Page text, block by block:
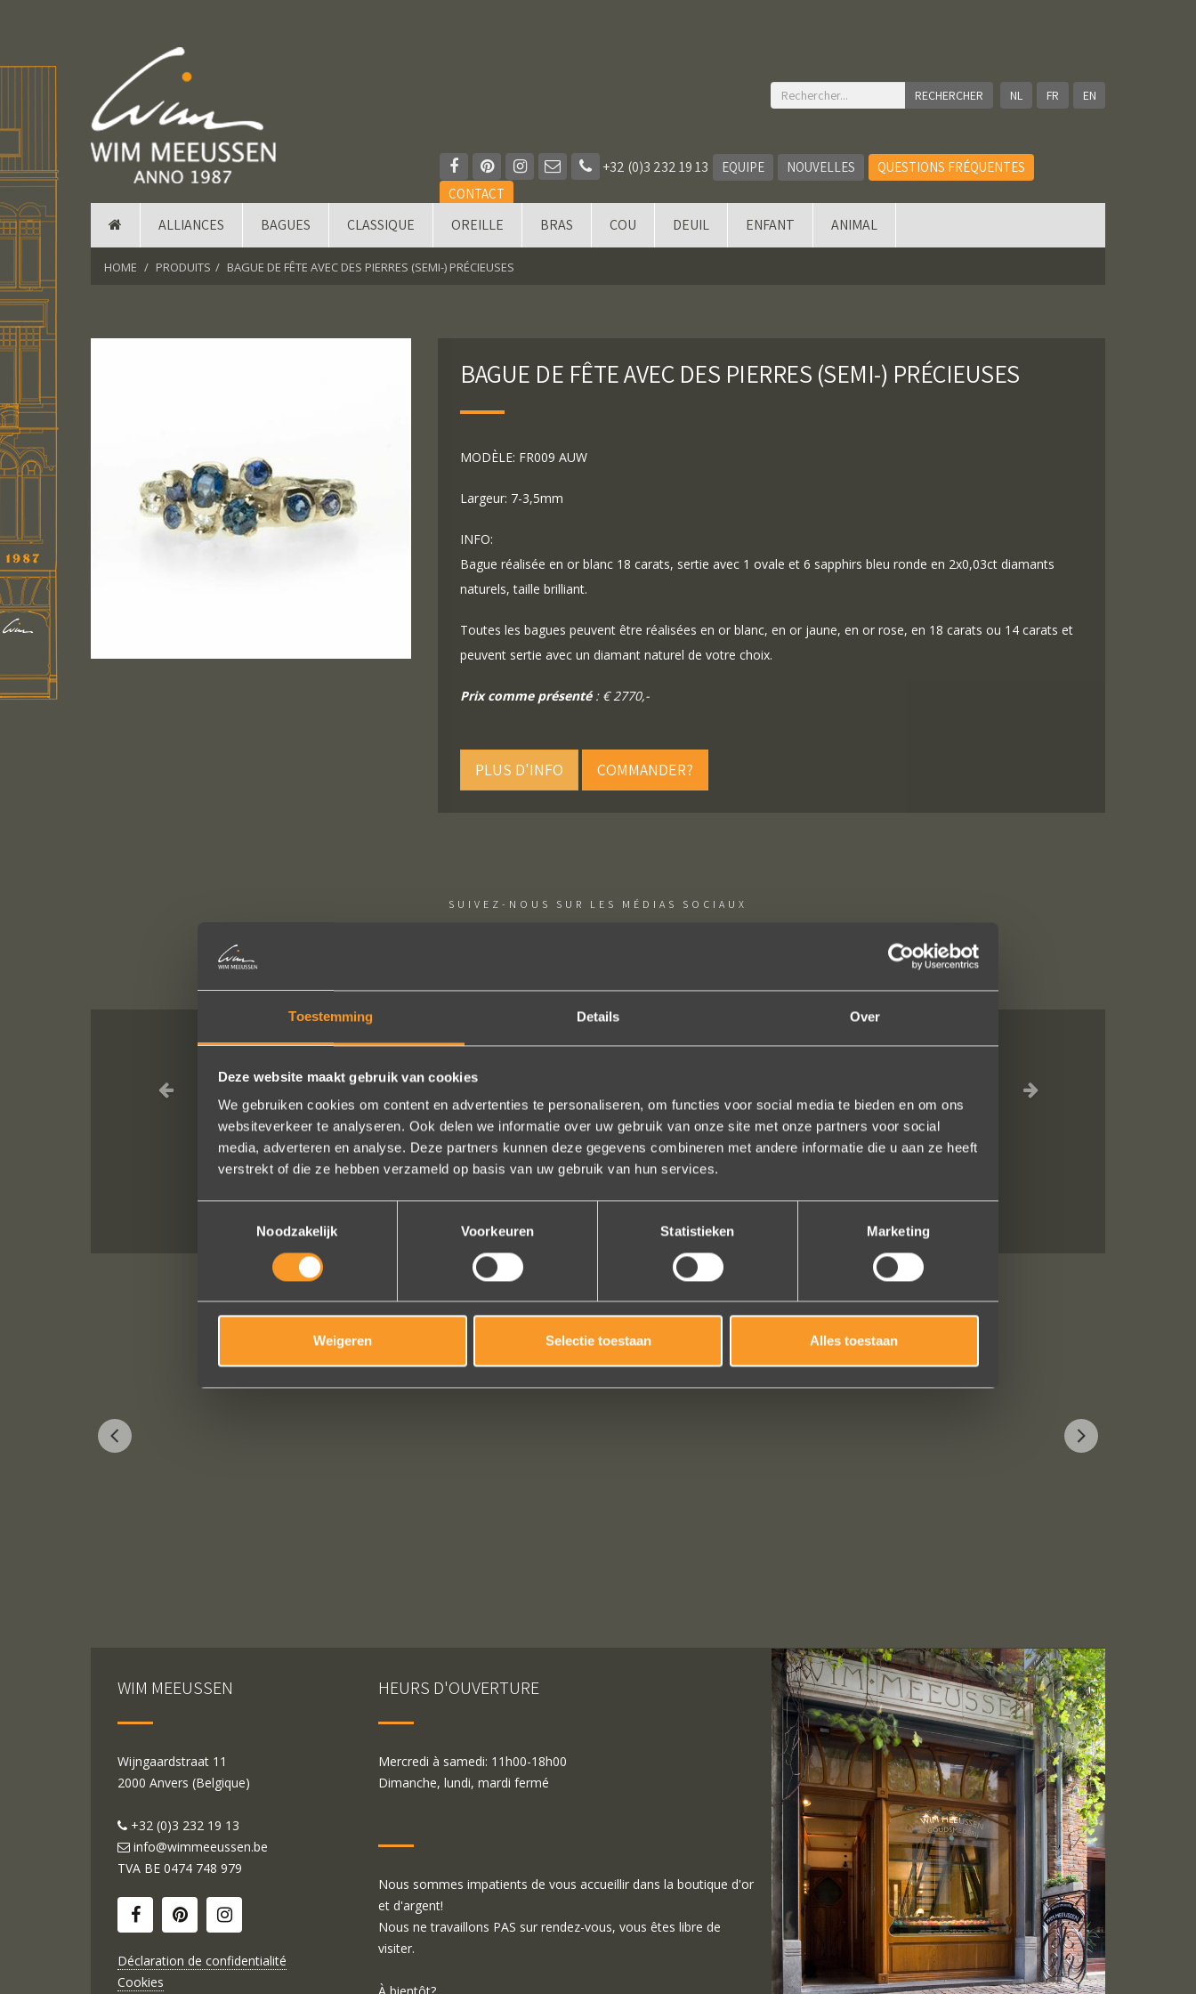
Toestemming Details Over
Deze website maakt gebruik van cookies
We gebruiken cookies om content en advertenties te personaliseren, om functies voor social media te bieden en om ons
websiteverkeer te analyseren. Ook delen we informatie over uw gebruik van onze site met onze partners voor social
media, adverteren en analyse. Deze partners kunnen deze gegevens combineren met andere informatie die u aan ze heeft
verstrekt of die ze hebben verzameld op basis van uw gebruik van hun services.
Noodzakelijk
Voorkeuren Statistieken Marketing
Weigeren Selectie toestaan Alles toestaan
NL FR EN
+32 (0)3 232 19 13 EQUIPE NOUVELLES
QUESTIONS FRÉQUENTES
CONTACT
ALLIANCES BAGUES CLASSIQUE OREILLE BRAS COU DEUIL ENFANT ANIMAL
HOME PRODUITS BAGUE DE FÊTE AVEC DES PIERRES (SEMI-) PRÉCIEUSES
BAGUE DE FÊTE AVEC DES PIERRES (SEMI-) PRÉCIEUSES
MODÈLE: FR009 AUW
Largeur: 7-3,5mm
INFO:
Bague réalisée en or blanc 18 carats, sertie avec 1 ovale et 6 sapphirs bleu ronde en 2x0,03ct diamants
naturels, taille brilliant.
Toutes les bagues peuvent être réalisées en or blanc, en or jaune, en or rose, en 18 carats ou 14 carats et
peuvent sertie avec un diamant naturel de votre choix.
Prix comme présenté: € 2770,-
PLUS D'INFO COMMANDER?
SUIVEZ-NOUS SUR LES MÉDIAS SOCIAUX
geholpen en ze waren op tijd klaar. Kan niet anders zeggen dan AANRADER op elk vlak!
Ennio Drost
WIM MEEUSSEN
Wijngaardstraat 11
2000 Anvers (Belgique)
+32 (0)3 232 19 13
info@wimmeeussen.be
TVA BE 0474 748 979
Déclaration de confidentialité
Cookies
HEURS D'OUVERTURE
Mercredi à samedi: 11h00-18h00
Dimanche, lundi, mardi fermé
Nous sommes impatients de vous accueillir dans la boutique d'or
et d'argent!
Nous ne travaillons PAS sur rendez-vous, vous êtes libre de
visiter.